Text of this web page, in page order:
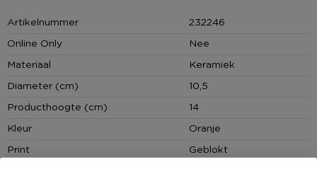
Contactgegevens
www.xenos.nl/klantenservice
Artikelnummer
232246
Online Only
Nee
Materiaal
Keramiek
Diameter (cm)
10,5
Producthoogte (cm)
14
Kleur
Oranje
Print
Geblokt